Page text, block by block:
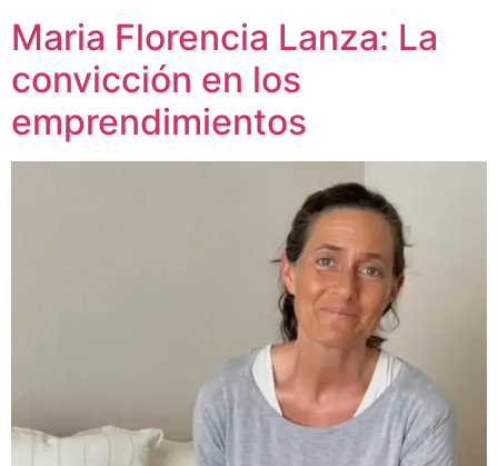
Maria Florencia Lanza: La
convicción en los
emprendimientos